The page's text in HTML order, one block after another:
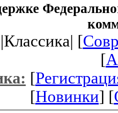
[
[
[
[Новинки] [